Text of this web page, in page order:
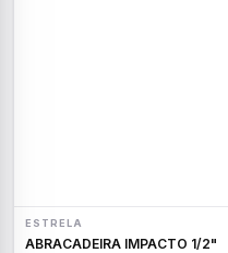
ESTRELA
ABRACADEIRA IMPACTO 1/2"